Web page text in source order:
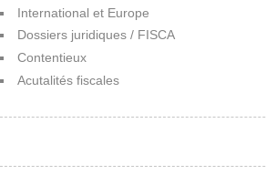
International et Europe
Dossiers juridiques / FISCA
Contentieux
Acutalités fiscales